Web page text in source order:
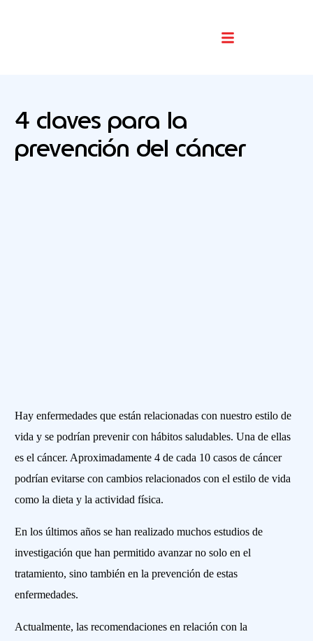
4 claves para la
prevención del cáncer
Hay enfermedades que están relacionadas con nuestro estilo de
vida y se podrían prevenir con hábitos saludables. Una de ellas
es el cáncer. Aproximadamente 4 de cada 10 casos de cáncer
podrían evitarse con cambios relacionados con el estilo de vida
como la dieta y la actividad física.
En los últimos años se han realizado muchos estudios de
investigación que han permitido avanzar no solo en el
tratamiento, sino también en la prevención de estas
enfermedades.
Actualmente, las recomendaciones en relación con la